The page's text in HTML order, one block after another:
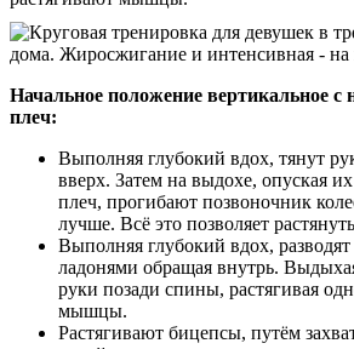
Начальное положение вертикальное
плеч:
Выполняя глубокий вдох, тянут
вверх. Затем на выдохе, опуская
плеч, прогибают позвоночник
лучше. Всё это позволяет
Выполняя глубокий вдох,
ладонями обращая внутрь.
руки позади спины, растягивая
мышцы.
Растягивают бицепсы, путём